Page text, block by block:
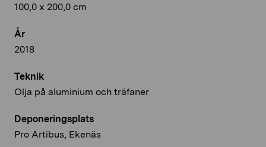
100,0 x 200,0 cm
År
2018
Teknik
Olja på aluminium och träfaner
Deponeringsplats
Pro Artibus, Ekenäs